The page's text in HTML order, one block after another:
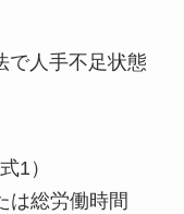
で人手不足状態
1）
は総労働時間